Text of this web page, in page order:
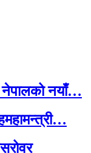
नेपालको नयाँ…